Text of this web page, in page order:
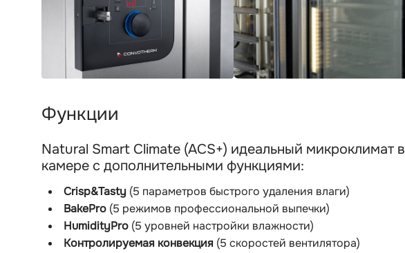
Функции
Natural Smart Climate (ACS+) идеальный микроклимат в
камере с дополнительными функциями:
Crisp&Tasty (5 параметров быстрого удаления влаги)
BakePro (5 режимов профессиональной выпечки)
HumidityPro (5 уровней настройки влажности)
Контролируемая конвекция (5 скоростей вентилятора)